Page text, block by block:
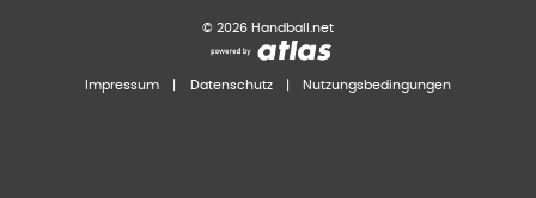
© 2026 Handball.net
Impressum Datenschutz Nutzungsbedingungen